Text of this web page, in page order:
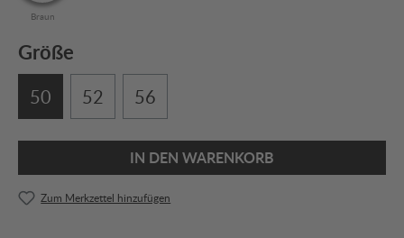
Braun
Größe
50 52 56
IN DEN WARENKORB
Zum Merkzettel hinzufügen